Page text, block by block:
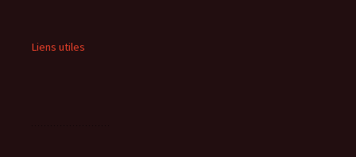
Liens utiles